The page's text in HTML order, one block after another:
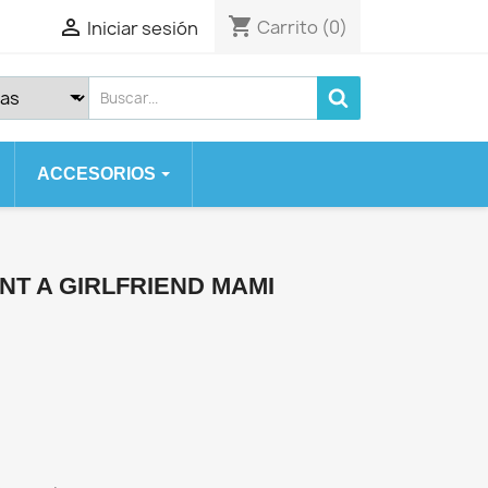
 Iniciar sesión shopping_cart Carrito (0)
PLUS
ACCESORIOS
A GIRLFRIEND MAMI